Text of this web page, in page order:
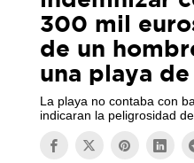
300 mil
de un
una playa
La playa no contaba con
indicaran la peligrosidad